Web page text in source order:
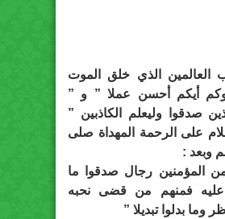
العالمين الذي خلق الموت
أيكم أحسن عملا ” و ”
صدقوا وليعلم الكاذبين ”
على الرحمة المهداة صلى
وبعد :
المؤمنين رجال صدقوا ما
عليه فمنهم من قضى نحبه
وما بدلوا تبديلا ”